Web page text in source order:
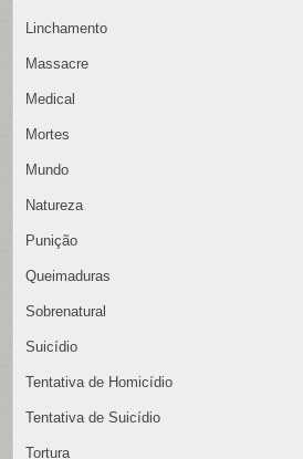
Linchamento
Massacre
Medical
Mortes
Mundo
Natureza
Punição
Queimaduras
Sobrenatural
Suicídio
Tentativa de Homicídio
Tentativa de Suicídio
Tortura